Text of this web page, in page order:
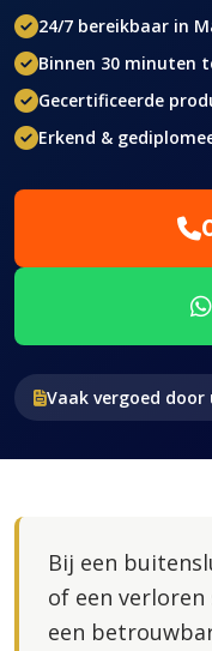
24/7 bereikbaar in
Binnen 30 minuten
Gecertificeerde
Erkend &
Vaak vergoed
Bij een
of een
een